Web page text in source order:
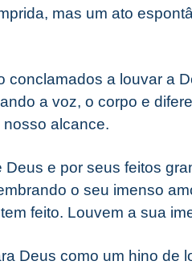
mas um ato
a louvar a
a voz, o corpo e
alcance.
e por seus feitos
o seu imenso
feito. Louvem a sua
Deus como um hino de